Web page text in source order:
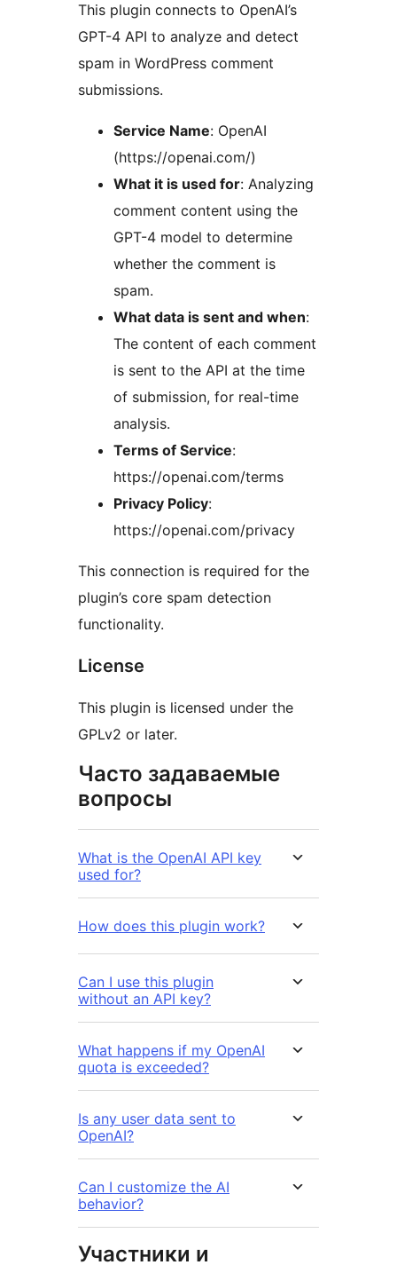
This plugin connects to OpenAI’s
GPT-4 API to analyze and detect
spam in WordPress comment
submissions.
Service Name: OpenAI
(https://openai.com/)
What it is used for: Analyzing
comment content using the
GPT-4 model to determine
whether the comment is
spam.
What data is sent and when:
The content of each comment
is sent to the API at the time
of submission, for real-time
analysis.
Terms of Service:
https://openai.com/terms
Privacy Policy:
https://openai.com/privacy
This connection is required for the
plugin’s core spam detection
functionality.
License
This plugin is licensed under the
GPLv2 or later.
Часто задаваемые
вопросы
What is the OpenAI API key
used for?
How does this plugin work?
Can I use this plugin
without an API key?
What happens if my OpenAI
quota is exceeded?
Is any user data sent to
OpenAI?
Can I customize the AI
behavior?
Участники и